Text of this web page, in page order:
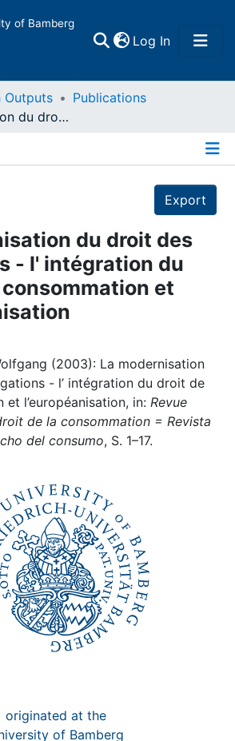
of Bamberg
Log In(current)
Outputs
Publications
La modernisation du droit des obligations - l' intégration du droit de la consommation et l'européanisation
Export
du droit des
- l' intégration du
et
(2003): La modernisation
- l’ intégration du droit de
et l’européanisation, in: Revue
de la consommation = Revista
del consumo, S. 1–17.
originated at the
of Bamberg